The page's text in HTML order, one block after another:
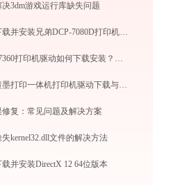
3dm游戏运行库缺失问题
如何有效下载并安装兄弟DCP-7080D打印机驱动？全方位指导手册
兄弟MFC-7360打印机驱动如何下载安装？这里有你需要的所有信息
小米连供喷墨打印一体机打印机驱动下载与安装教程：新手也能轻松搞定
修复：常见问题及解决方案
kernel32.dll文件的解决方法
并安装DirectX 12 64位版本